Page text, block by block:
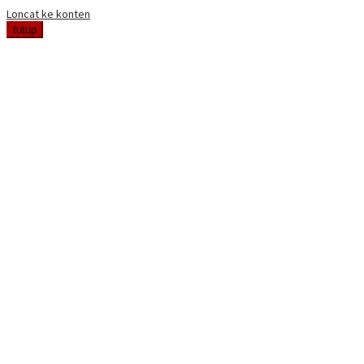
Loncat ke konten
tutup